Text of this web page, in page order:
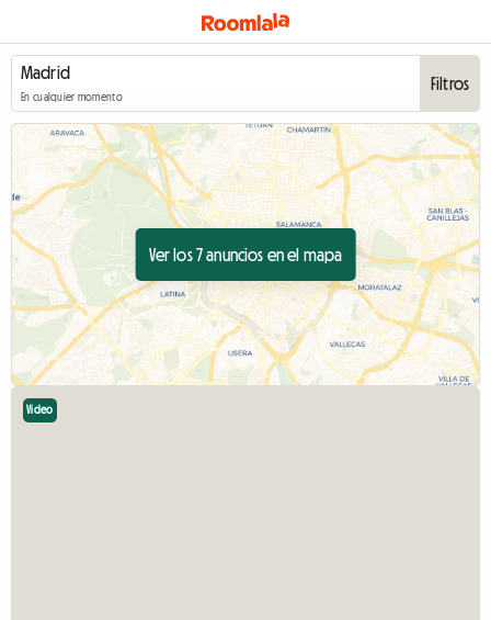
En cualquier momento
Filtros
Ver los 7 anuncios en el mapa
Video